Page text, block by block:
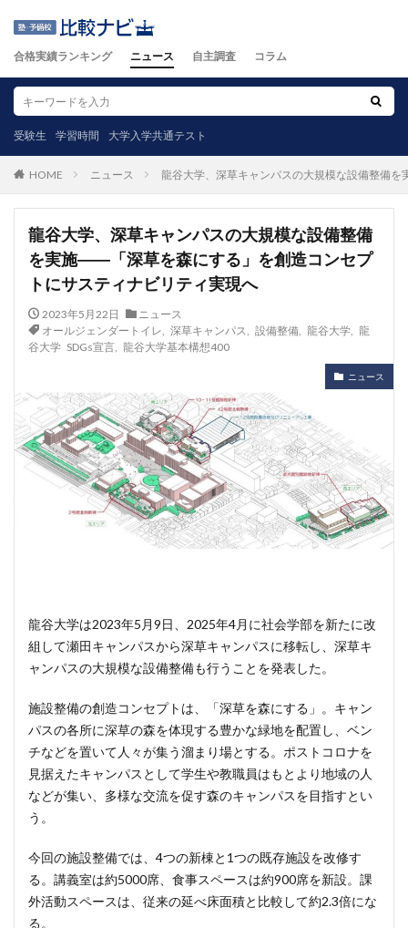
合格実績ランキング ニュース 自主調査 コラム
受験生 学習時間 大学入学共通テスト
HOME ニュース 龍谷大学、深草キャンパスの大規模な設備整備
龍谷大学、深草キャンパスの大規模な設備整備
を実施――「深草を森にする」を創造コンセプ
トにサスティナビリティ実現へ
2023年5月22日
ニュース
オールジェンダートイレ
深草キャンパス 設備整備, 龍谷大学, 龍
谷大学 SDGs宣言
龍谷大学基本構想400
ニュース
龍谷大学は2023年5月9日、2025年4月に社会学部を新たに改
組して瀬田キャンパスから深草キャンパスに移転し、深草キ
ャンパスの大規模な設備整備も行うことを発表した。
施設整備の創造コンセプトは、「深草を森にする」。キャン
パスの各所に深草の森を体現する豊かな緑地を配置し、ベン
チなどを置いて人々が集う溜まり場とする。ポストコロナを
見据えたキャンパスとして学生や教職員はもとより地域の人
などが集い、多様な交流を促す森のキャンパスを目指すとい
う。
今回の施設整備では、4つの新棟と1つの既存施設を改修す
る。講義室は約5000席、食事スペースは約900席を新設。課
外活動スペースは、従来の延べ床面積と比較して約2.3倍にな
る。